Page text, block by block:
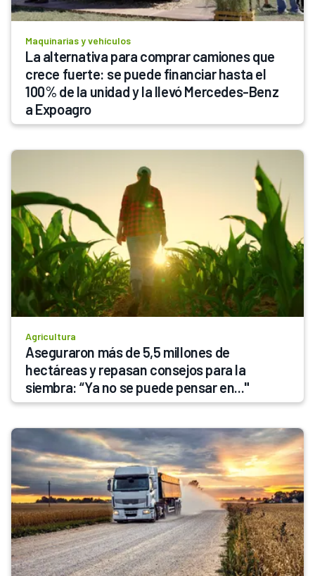
Maquinarias y vehículos
La alternativa para comprar camiones que
crece fuerte: se puede financiar hasta el
100% de la unidad y la llevó Mercedes-Benz
a Expoagro
Agricultura
Aseguraron más de 5,5 millones de
hectáreas y repasan consejos para la
siembra: “Ya no se puede pensar en..."